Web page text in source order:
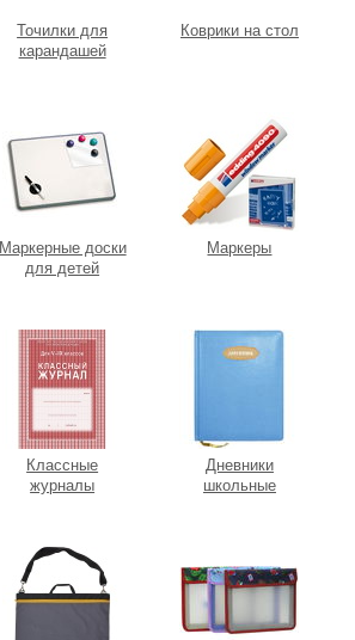
Точилки для
карандашей
Коврики на стол
Маркерные доски
для детей
Маркеры
Классные
журналы
Дневники
школьные